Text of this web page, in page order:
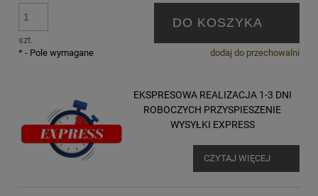
szt.
DO KOSZYKA
dodaj do przechowalni
* - Pole wymagane
EKSPRESOWA REALIZACJA 1-3 DNI
ROBOCZYCH PRZYSPIESZENIE
WYSYŁKI EXPRESS
CZYTAJ WIĘCEJ